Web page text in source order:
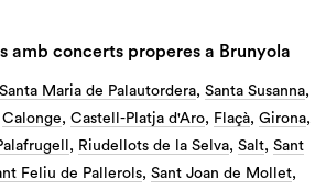
amb concerts properes a Brunyola
Santa Maria de Palautordera, Santa Susanna,
Calonge, Castell-Platja d'Aro, Flaçà, Girona,
, Riudellots de la Selva, Salt, Sant
Feliu de Pallerols, Sant Joan de Mollet,